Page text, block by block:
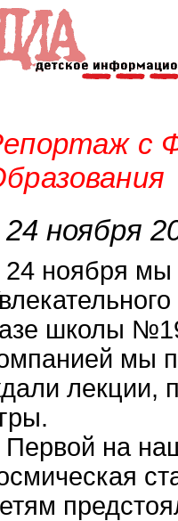
с
24 ноября
24 ноября мы
школы
мы
лекции,
Первой на